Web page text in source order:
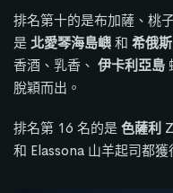
排名第十的是布加薩、桃
是 北愛琴海島嶼 和 希俄
香酒、乳香、 伊卡利亞島
脫穎而出。
排名第 16 名的是 色薩利
和 Elassona 山羊起司都獲